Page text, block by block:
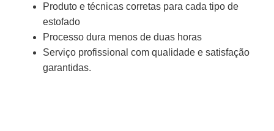
Produto e técnicas corretas para cada tipo de
estofado
Processo dura menos de duas horas
Serviço profissional com qualidade e satisfação
garantidas.